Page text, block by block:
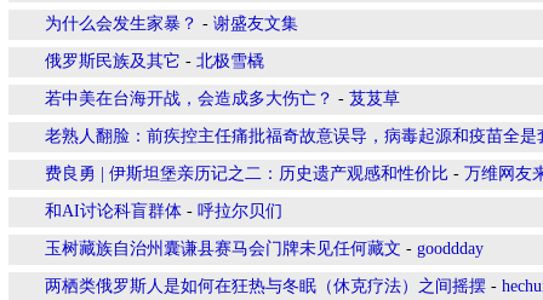
为什么会发生家暴？ - 谢盛友文集
俄罗斯民族及其它 - 北极雪橇
若中美在台海开战，会造成多大伤亡？ - 芨芨草
老熟人翻脸：前疾控主任痛批福奇故意误导，病毒起源和疫苗全是
费良勇 | 伊斯坦堡亲历记之二：历史遗产观感和性价比 - 万维网友
和AI讨论科盲群体 - 呼拉尔贝们
玉树藏族自治州囊谦县赛马会门牌未见任何藏文 - gooddday
两栖类俄罗斯人是如何在狂热与冬眠（休克疗法）之间摇摆 -